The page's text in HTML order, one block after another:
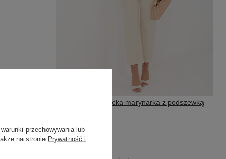
Niebieska elegancka marynarka z podszewką
#Marka:
ITALY MODA
#skład materiału :
przechowywania lub
na stronie Prywatność i